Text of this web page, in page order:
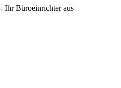
- Ihr Büroeinrichter aus